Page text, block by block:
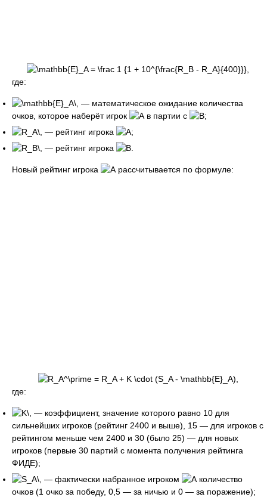
где:
— математическое ожидание количества
очков, которое наберёт игрок
в партии с
;
— рейтинг игрока
;
— рейтинг игрока
Новый рейтинг игрока рассчитывается по формуле:
где:
— коэффициент, значение которого равно 10 для
сильнейших игроков (рейтинг 2400 и выше), 15 — для игроков с
рейтингом меньше чем 2400 и 30 (было 25) — для новых
игроков (первые 30 партий с момента получения рейтинга
ФИДЕ);
— фактически набранное игроком
количество
очков (1 очко за победу, 0,5 — за ничью и 0 — за поражение);